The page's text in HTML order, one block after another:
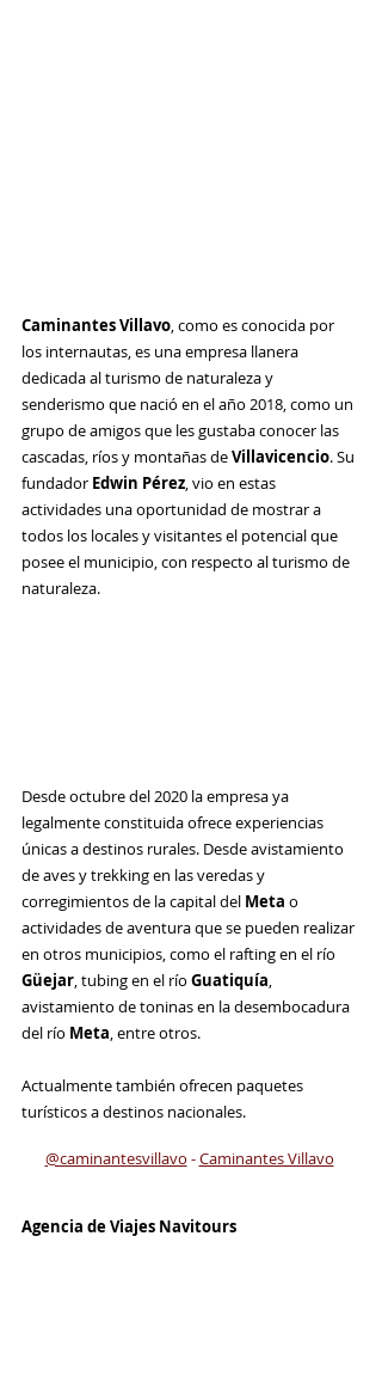
Caminantes Villavo, como es conocida por
los internautas, es una empresa llanera
dedicada al turismo de naturaleza y
senderismo que nació en el año 2018, como un
grupo de amigos que les gustaba conocer las
cascadas, ríos y montañas de Villavicencio. Su
fundador Edwin Pérez, vio en estas
actividades una oportunidad de mostrar a
todos los locales y visitantes el potencial que
posee el municipio, con respecto al turismo de
naturaleza.
Desde octubre del 2020 la empresa ya
legalmente constituida ofrece experiencias
únicas a destinos rurales. Desde avistamiento
de aves y trekking en las veredas y
corregimientos de la capital del Meta o
actividades de aventura que se pueden realizar
en otros municipios, como el rafting en el río
Güejar, tubing en el río Guatiquía,
avistamiento de toninas en la desembocadura
del río Meta, entre otros.
Actualmente también ofrecen paquetes
turísticos a destinos nacionales.
@caminantesvillavo - Caminantes Villavo
Agencia de Viajes Navitours